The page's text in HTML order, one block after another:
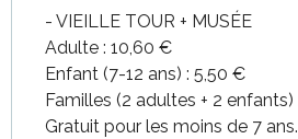
- VIEILLE TOUR + MUSÉE
Adulte : 10,60 €
Enfant (7-12 ans) : 5,50 €
Familles (2 adultes + 2 enfants)
Gratuit pour les moins de 7 ans.